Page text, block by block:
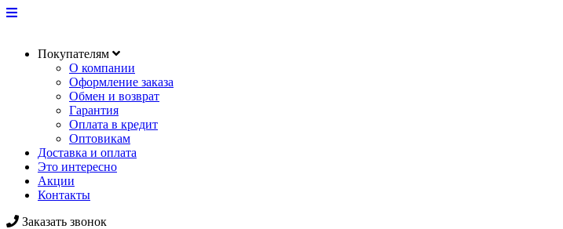
Покупателям
О компании
Оформление заказа
Обмен и возврат
Гарантия
Оплата в кредит
Оптовикам
Доставка и оплата
Это интересно
Акции
Контакты
Заказать звонок